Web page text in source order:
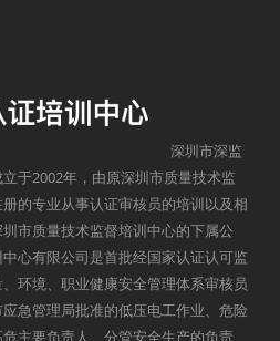
深圳市深监
于2002年，由原深圳市质量技术监
的专业从事认证审核员的培训以及相
市质量技术监督培训中心的下属公
心有限公司是首批经国家认证认可监
环境、职业健康安全管理体系审核员
急管理局批准的低压电工作业、危险
主要负责人、分管安全生产的负责